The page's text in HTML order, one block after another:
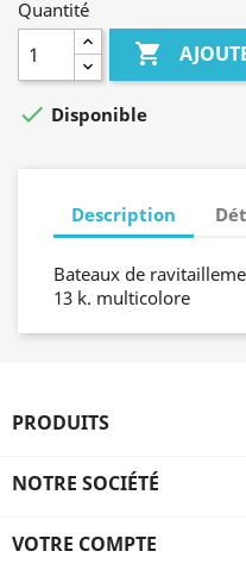
Quantité

 Disponible
Description
Bateaux de
13 k. multicolore
PRODUITS
NOTRE SOCIÉTÉ
VOTRE COMPTE